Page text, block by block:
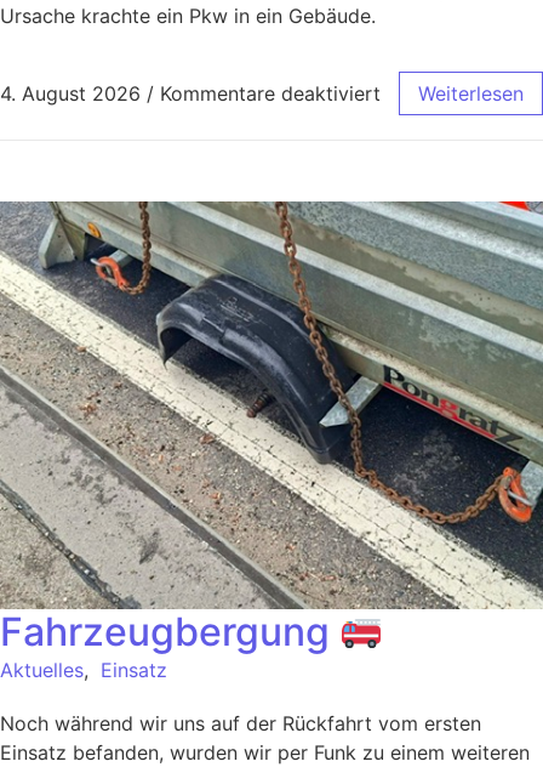
Ursache krachte ein Pkw in ein Gebäude.
4. August 2026 / Kommentare deaktiviert Weiterlesen
Fahrzeugbergung
Aktuelles, Einsatz
Noch während wir uns auf der Rückfahrt vom ersten
Einsatz befanden, wurden wir per Funk zu einem weiteren